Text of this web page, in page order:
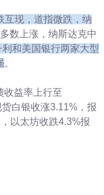
互现，道指微跌，纳
数上涨，纳斯达克中
利和美国银行两家大型
。
收益率上行至
货白银收涨3.11%，报
以太坊收跌4.3%报